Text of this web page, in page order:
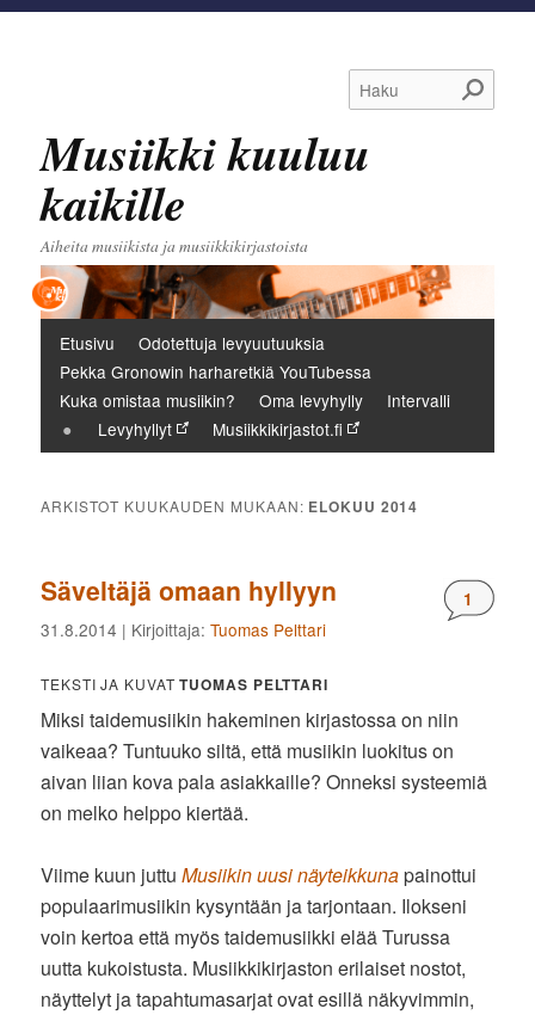
Haku
Musiikki kuuluu
kaikille
Aiheita musiikista ja musiikkikirjastoista
Päävalikko
Etusivu
Odotettuja levyuutuuksia
Pekka Gronowin harharetkiä YouTubessa
Kuka omistaa musiikin?
Oma levyhylly
Intervalli
Levyhyllyt
Musiikkikirjastot.fi
ARKISTOT KUUKAUDEN MUKAAN: ELOKUU 2014
Säveltäjä omaan hyllyyn 1
31.8.2014 | Kirjoittaja:Tuomas Pelttari
TEKSTI JA KUVATTUOMAS PELTTARI
Miksi taidemusiikin hakeminen kirjastossa on niin
vaikeaa? Tuntuuko siltä, että musiikin luokitus on
aivan liian kova pala asiakkaille? Onneksi systeemiä
on melko helppo kiertää.
Viime kuun juttuMusiikin uusi näyteikkunapainottui
populaarimusiikin kysyntään ja tarjontaan. Ilokseni
voin kertoa että myös taidemusiikki elää Turussa
uutta kukoistusta. Musiikkikirjaston erilaiset nostot,
näyttelyt ja tapahtumasarjat ovat esillä näkyvimmin,